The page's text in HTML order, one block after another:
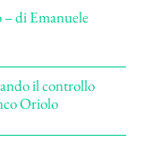
– di Emanuele
il controllo
Oriolo